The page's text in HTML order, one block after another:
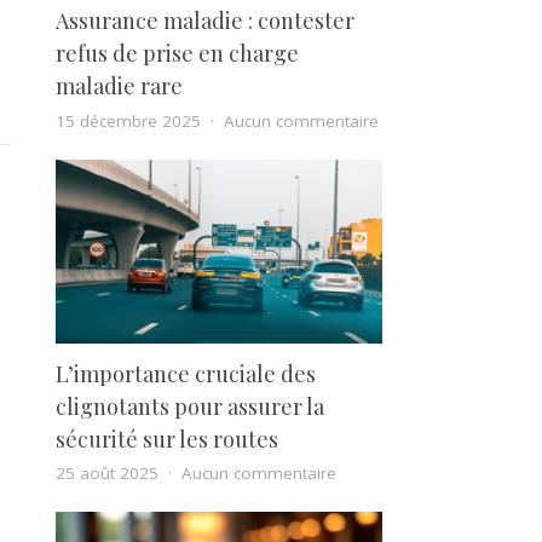
Assurance maladie : contester
refus de prise en charge
maladie rare
15 décembre 2025 Aucun commentaire
L’importance cruciale des
clignotants pour assurer la
sécurité sur les routes
25 août 2025 Aucun commentaire